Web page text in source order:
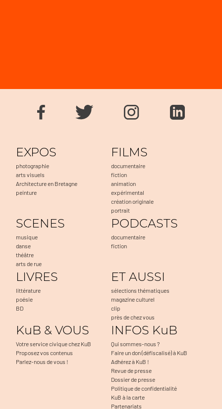
EXPOS
photographie
arts visuels
Architecture en Bretagne
peinture
FILMS
documentaire
fiction
animation
expérimental
création originale
portrait
SCENES
musique
danse
théâtre
arts de rue
PODCASTS
documentaire
fiction
LIVRES
littérature
poésie
BD
ET AUSSI
sélections thématiques
magazine culturel
clip
près de chez vous
KuB & VOUS
Votre service civique chez KuB
Proposez vos contenus
Parlez-nous de vous !
INFOS KuB
Qui sommes-nous ?
Faire un don (défiscalisé) à KuB
Adhérez à KuB !
Revue de presse
Dossier de presse
Politique de confidentialité
KuB à la carte
Partenariats